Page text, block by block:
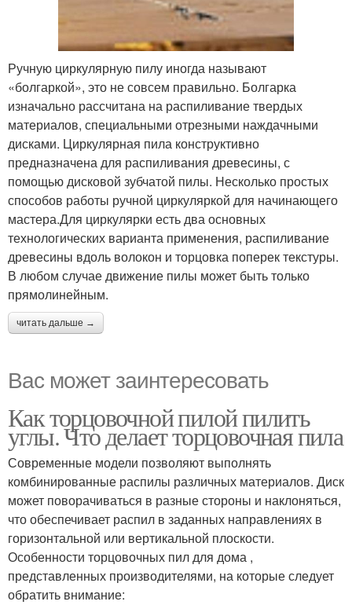
Ручную циркулярную пилу иногда называют
«болгаркой», это не совсем правильно. Болгарка
изначально рассчитана на распиливание твердых
материалов, специальными отрезными наждачными
дисками. Циркулярная пила конструктивно
предназначена для распиливания древесины, с
помощью дисковой зубчатой пилы. Несколько простых
способов работы ручной циркуляркой для начинающего
мастера.Для циркулярки есть два основных
технологических варианта применения, распиливание
древесины вдоль волокон и торцовка поперек текстуры.
В любом случае движение пилы может быть только
прямолинейным.
читать дальше →
Вас может заинтересовать
Как торцовочной пилой пилить
углы. Что делает торцовочная пила
Современные модели позволяют выполнять
комбинированные распилы различных материалов. Диск
может поворачиваться в разные стороны и наклоняться,
что обеспечивает распил в заданных направлениях в
горизонтальной или вертикальной плоскости.
Особенности торцовочных пил для дома ,
представленных производителями, на которые следует
обратить внимание: